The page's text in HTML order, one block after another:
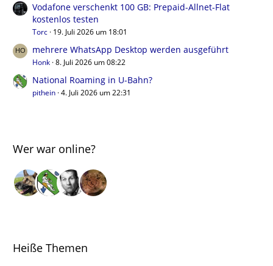
Vodafone verschenkt 100 GB: Prepaid-Allnet-Flat
kostenlos testen
Torc 19. Juli 2026 um 18:01
mehrere WhatsApp Desktop werden ausgeführt
Honk 8. Juli 2026 um 08:22
National Roaming in U-Bahn?
pithein 4. Juli 2026 um 22:31
Wer war online?
Heiße Themen